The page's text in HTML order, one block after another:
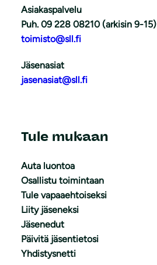
Asiakaspalvelu
Puh. 09 228 08210 (arkisin 9-15)
toimisto@sll.fi
Jäsenasiat
jasenasiat@sll.fi
Tule mukaan
Auta luontoa
Osallistu toimintaan
Tule vapaaehtoiseksi
Liity jäseneksi
Jäsenedut
Päivitä jäsentietosi
Yhdistysnetti